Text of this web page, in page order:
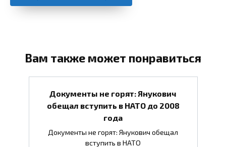
Вам также может понравиться
Документы не горят: Янукович
обещал вступить в НАТО до 2008
года
Документы не горят: Янукович обещал
вступить в НАТО